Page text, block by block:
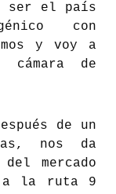
ser el país
con
y voy a
cámara de
de un
nos da
mercado
a la ruta 9